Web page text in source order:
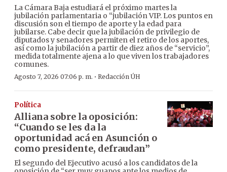
La Cámara Baja estudiará el próximo martes la
jubilación parlamentaria o “jubilación VIP. Los puntos en
discusión son el tiempo de aporte y la edad para
jubilarse. Cabe decir que la jubilación de privilegio de
diputados y senadores permiten el retiro de los aportes,
así como la jubilación a partir de diez años de “servicio”,
medida totalmente ajena a lo que viven los trabajadores
comunes.
Agosto 7, 2026 07:06 p. m. · Redacción ÚH
Política
Alliana sobre la oposición:
“Cuando se les da la
oportunidad acá en Asunción o
como presidente, defraudan”
El segundo del Ejecutivo acusó a los candidatos de la